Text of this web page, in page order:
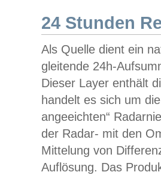
24 Stunden
Als Quelle dient ein
gleitende 24h-
Dieser Layer enthält
handelt es sich um
angeeichten“
der Radar- mit den
Mittelung von
Auflösung. Das